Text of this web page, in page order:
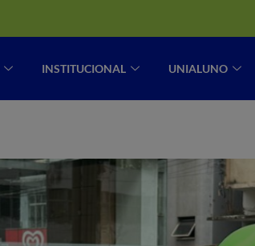
INSTITUCIONAL UNIALUNO